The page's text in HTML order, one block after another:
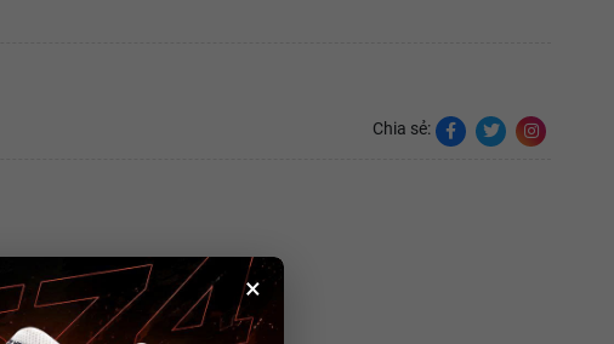
×
Chia sẻ: